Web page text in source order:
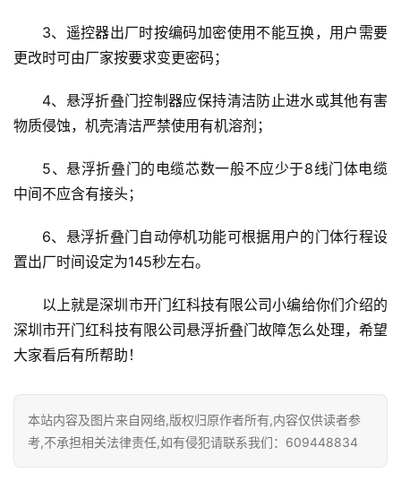
门
生
大
门
铸
铝
门
登录 注册
3、遥控器出厂时按编码加密使用不能互换，用户需要
更改时可由厂家按要求变更密码；
4、悬浮折叠门控制器应保持清洁防止进水或其他有害
物质侵蚀，机壳清洁严禁使用有机溶剂；
5、悬浮折叠门的电缆芯数一般不应少于8线门体电缆
中间不应含有接头；
6、悬浮折叠门自动停机功能可根据用户的门体行程设
置出厂时间设定为145秒左右。
以上就是深圳市开门红科技有限公司小编给你们介绍的
深圳市开门红科技有限公司悬浮折叠门故障怎么处理，希望
大家看后有所帮助！
本站内容及图片来自网络,版权归原作者所有,内容仅供读者参
考,不承担相关法律责任,如有侵犯请联系我们：609448834